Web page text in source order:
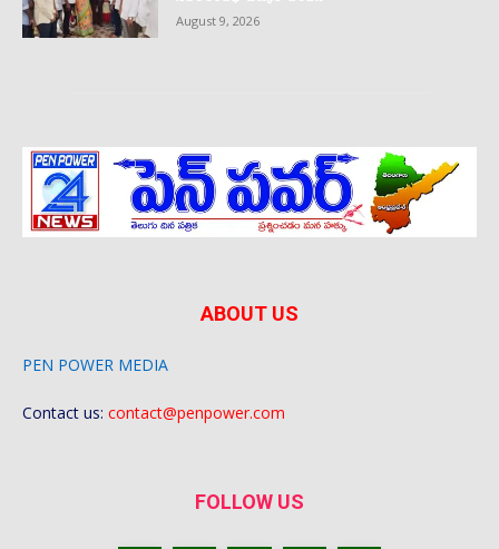
August 9, 2026
ABOUT US
PEN POWER MEDIA
Contact us: contact@penpower.com
FOLLOW US